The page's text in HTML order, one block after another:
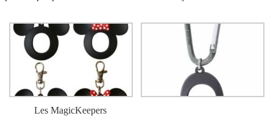
Les MagicKeepers